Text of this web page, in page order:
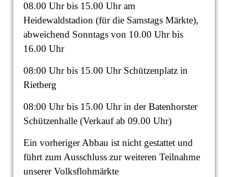
08.00 Uhr bis 15.00 Uhr am
Heidewaldstadion (für die Samstags Märkte),
abweichend Sonntags von 10.00 Uhr bis
16.00 Uhr
08:00 Uhr bis 15.00 Uhr Schützenplatz in
Rietberg
08:00 Uhr bis 15.00 Uhr in der Batenhorster
Schützenhalle (Verkauf ab 09.00 Uhr)
Ein vorheriger Abbau ist nicht gestattet und
führt zum Ausschluss zur weiteren Teilnahme
unserer Volksflohmärkte